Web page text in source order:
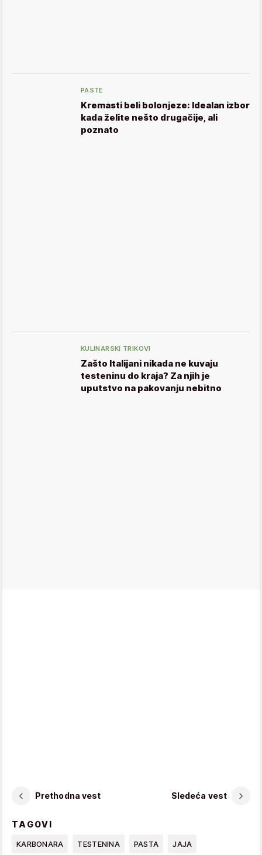
PASTE
Kremasti beli bolonjeze: Idealan izbor
kada želite nešto drugačije, ali
poznato
KULINARSKI TRIKOVI
Zašto Italijani nikada ne kuvaju
testeninu do kraja? Za njih je
uputstvo na pakovanju nebitno
Prethodna vest Sledeća vest
TAGOVI
KARBONARA TESTENINA PASTA JAJA